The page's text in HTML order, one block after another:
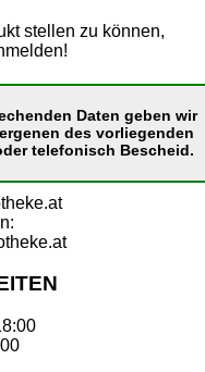
stellen zu können,
Daten geben wir
des vorliegenden
telefonisch Bescheid.